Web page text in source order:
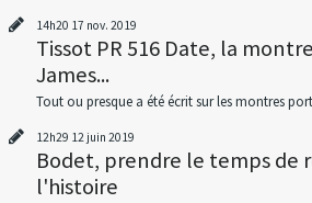
14h20 17 nov. 2019
Tissot PR 516 Date, la
James...
Tout ou presque a été écrit sur les montres
12h29 12 juin 2019
Bodet, prendre le temps de
l'histoire